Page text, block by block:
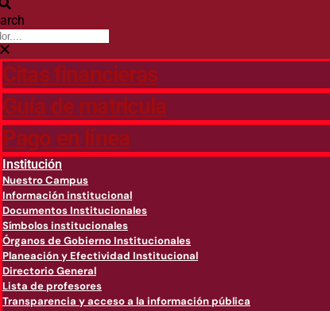
Citas financieras
Guía de matricula
Pago en línea
Institución
Nuestro Campus
Información institucional
Documentos Institucionales
Símbolos institucionales
Órganos de Gobierno Institucionales
Planeación y Efectividad Institucional
Directorio General
Lista de profesores
Transparencia y acceso a la información pública